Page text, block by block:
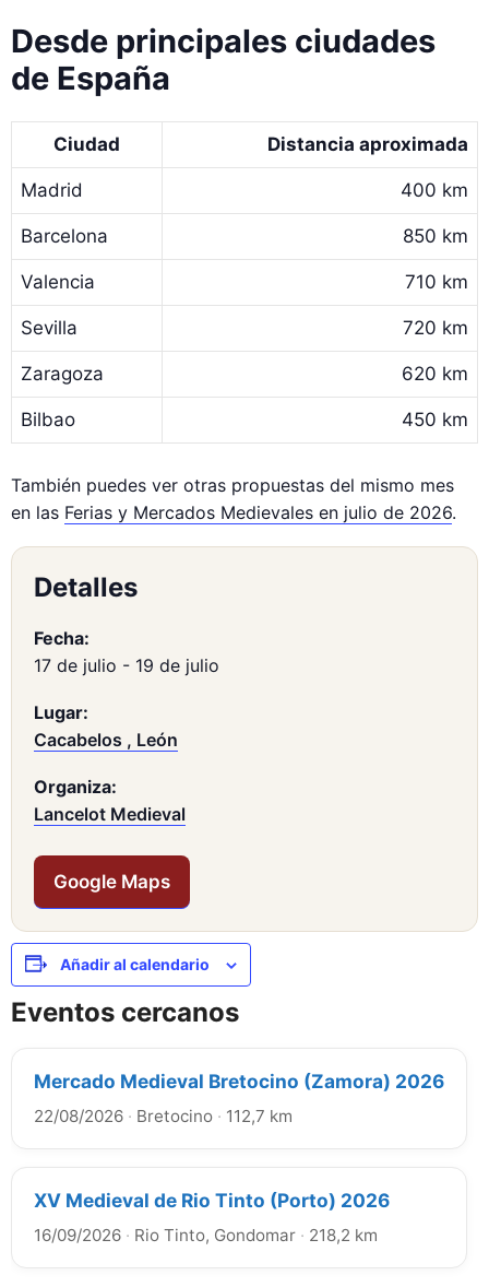
Desde principales ciudades
de España
Ciudad Distancia aproximada
Madrid 400 km
Barcelona 850 km
Valencia 710 km
Sevilla 720 km
Zaragoza 620 km
Bilbao 450 km
También puedes ver otras propuestas del mismo mes
en las Ferias y Mercados Medievales en julio de 2026.
Detalles
Fecha:
17 de julio - 19 de julio
Lugar:
Cacabelos , León
Organiza:
Lancelot Medieval
Google Maps
Añadir al calendario
Eventos cercanos
Mercado Medieval Bretocino (Zamora) 2026
22/08/2026 · Bretocino · 112,7 km
XV Medieval de Rio Tinto (Porto) 2026
16/09/2026 · Rio Tinto, Gondomar · 218,2 km